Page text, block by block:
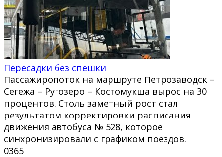
Пересадки без спешки
Пассажиропоток на маршруте Петрозаводск –
Сегежа – Ругозеро – Костомукша вырос на 30
процентов. Столь заметный рост стал
результатом корректировки расписания
движения автобуса № 528, которое
синхронизировали с графиком поездов.
0365